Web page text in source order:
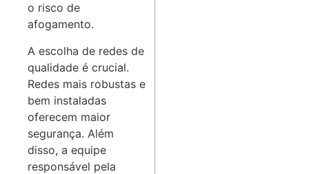
o risco de
afogamento.
A escolha de redes de
qualidade é crucial.
Redes mais robustas e
bem instaladas
oferecem maior
segurança. Além
disso, a equipe
responsável pela